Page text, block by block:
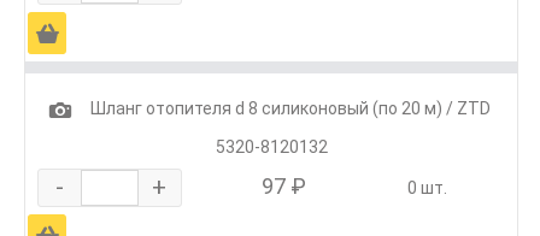
Ä
1
Шланг отопителя d 8 силиконовый (по 20 м) / ZTD
5320-8120132
- + 97 ₽ 0 шт.